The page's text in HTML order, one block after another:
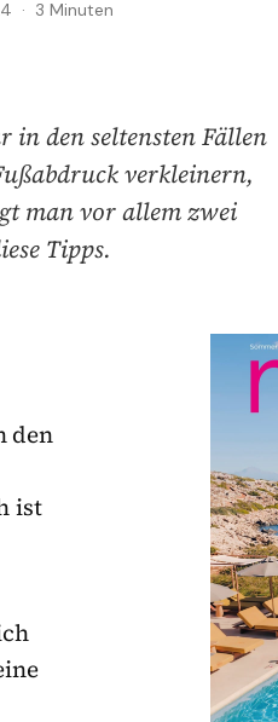
· 3 Minuten
in den seltensten Fällen
verkleinern,
man vor allem zwei
Tipps.
den
ist